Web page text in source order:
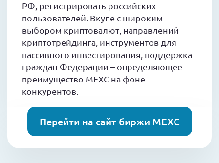
РФ, регистрировать российских
пользователей. Вкупе с широким
выбором криптовалют, направлений
криптотрейдинга, инструментов для
пассивного инвестирования, поддержка
граждан Федерации – определяющее
преимущество MEXC на фоне
конкурентов.
Перейти на сайт биржи MEXC